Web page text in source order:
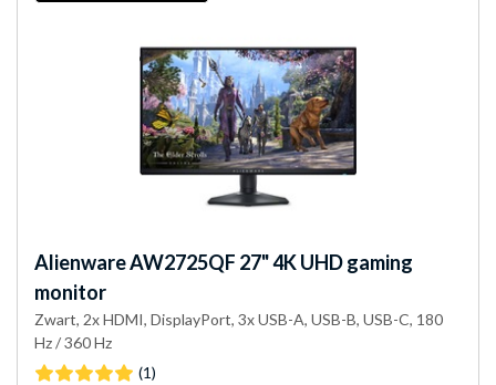
AlienwareAW2725QF 27" 4K UHD gaming
monitor
Zwart, 2x HDMI, DisplayPort, 3x USB-A, USB-B, USB-C, 180
Hz / 360 Hz
(1)